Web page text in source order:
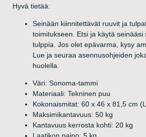
Hyvä tietää:
Seinään kiinnitettävät ruuvit ja
toimitukseen. Etsi ja käytä seinääsi
tulppia. Jos olet epävarma, kysy
Lue ja seuraa asennusohjeiden
huolella.
Väri: Sonoma-tammi
Materiaali: Tekninen puu
Kokonaismitat: 60 x 46 x 81,5 cm
Maksimikantavuus: 50 kg
Kantavuus kerrosta kohti: 20 kg
Laatikon paino: 5 kg